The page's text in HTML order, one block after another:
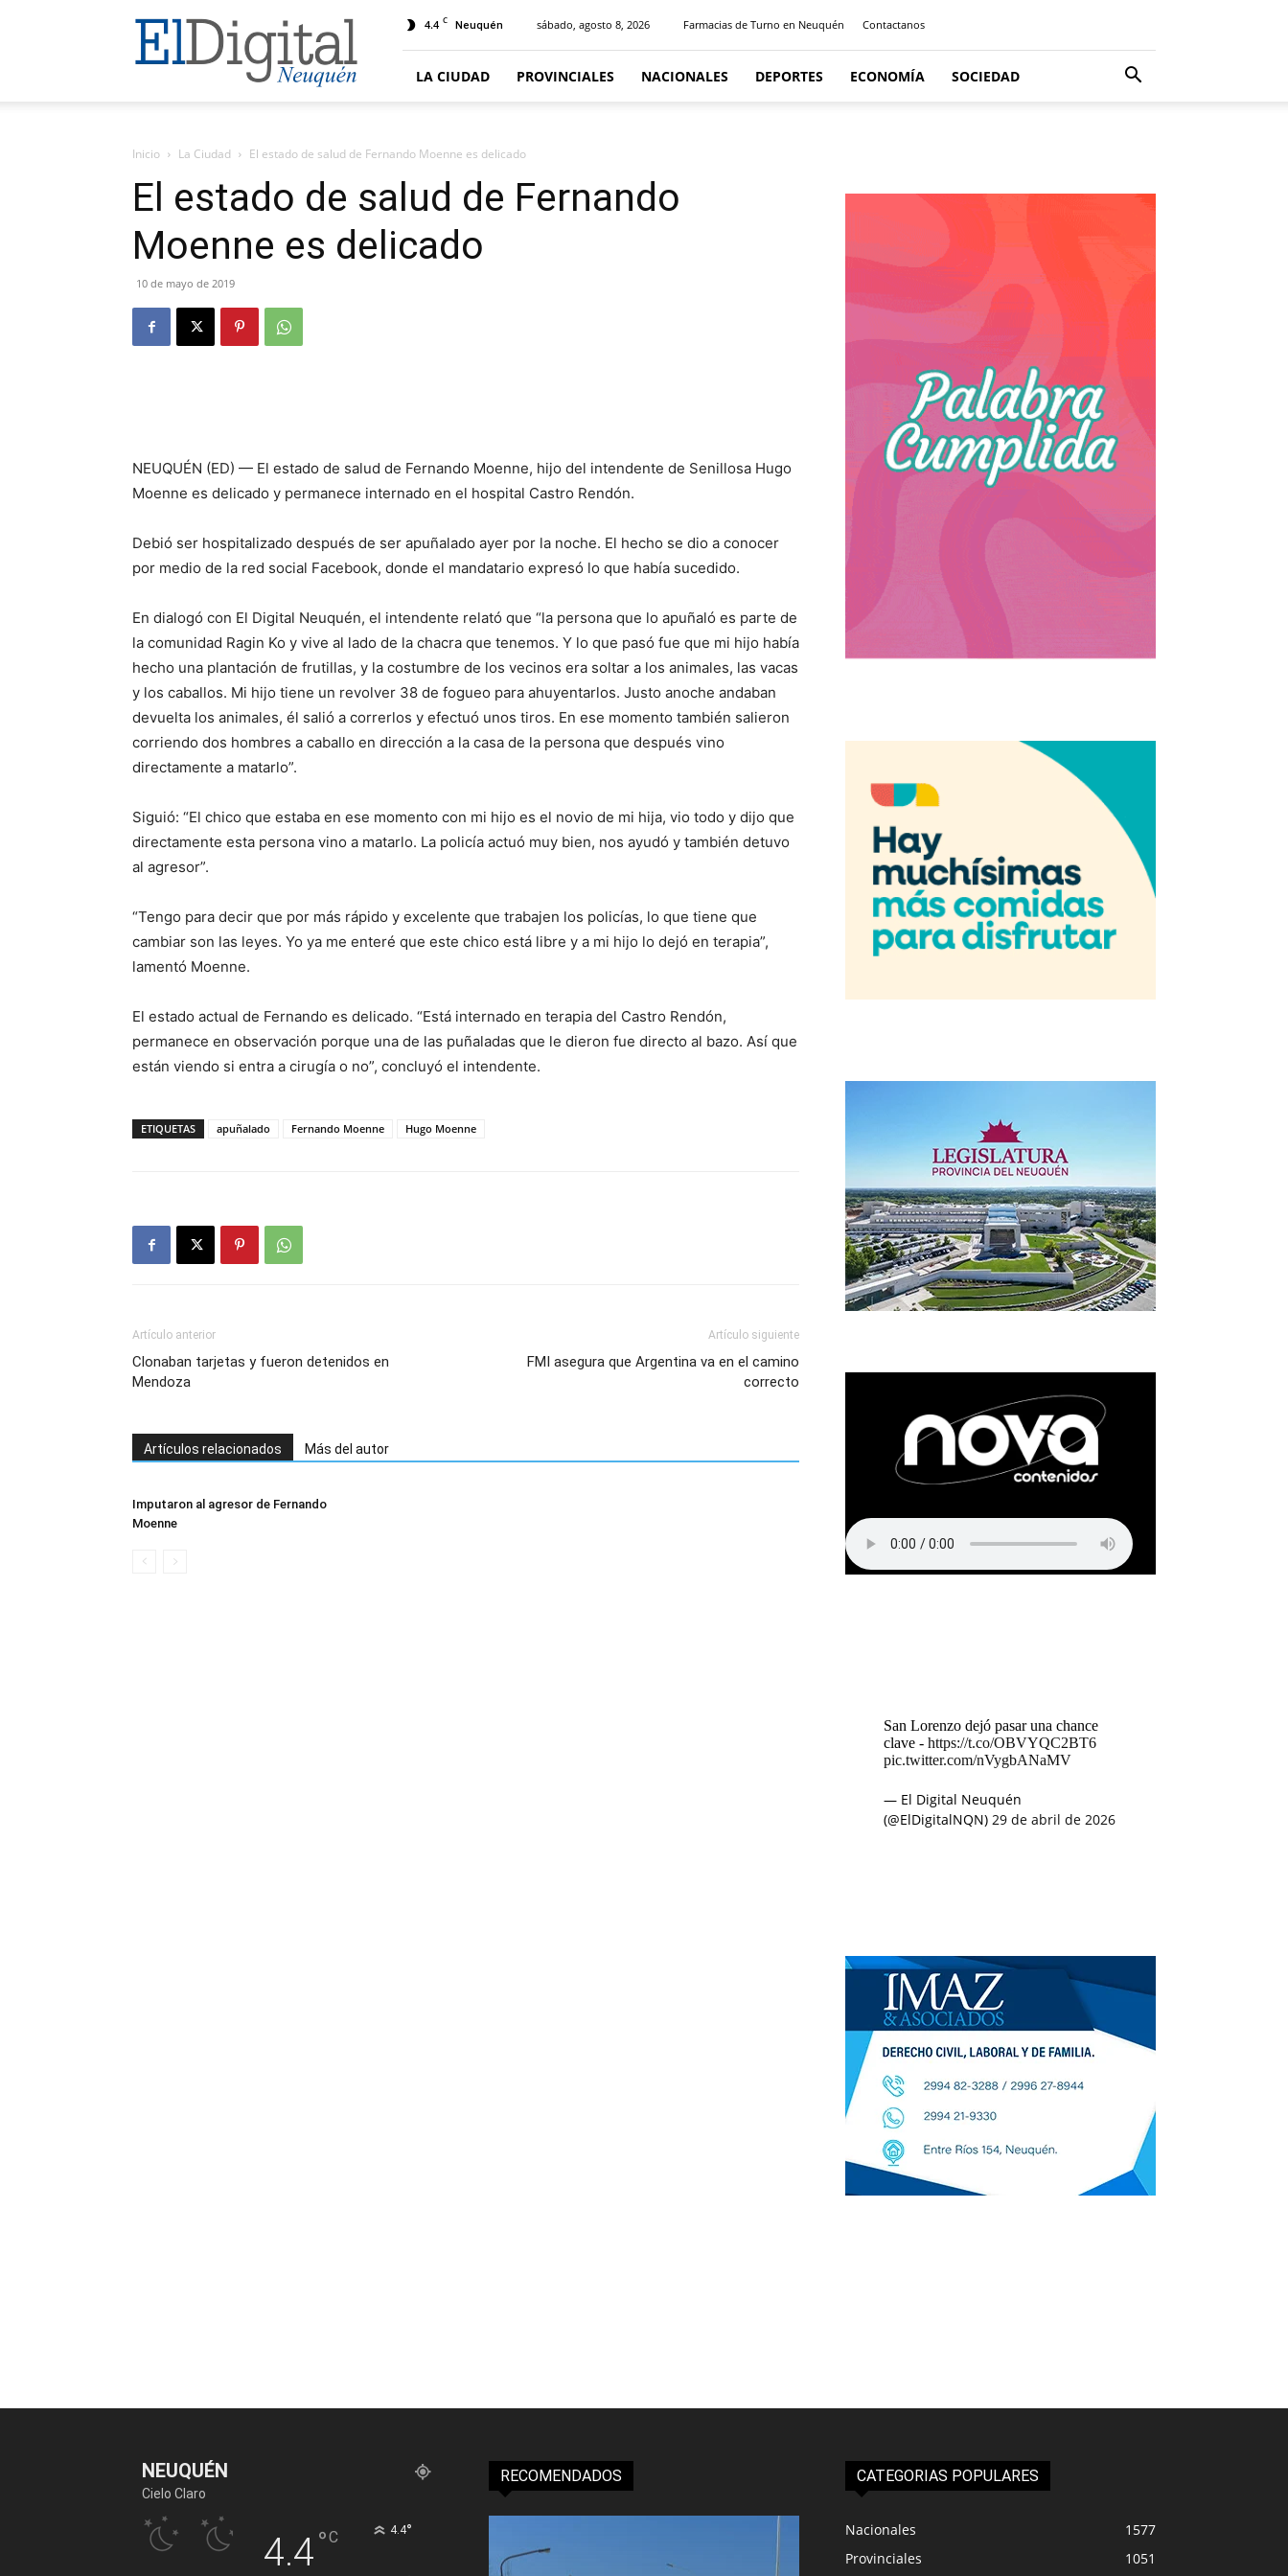
El
Digital
Neuquen
4.4 C Neuquén sábado, agosto 8, 2026 Farmacias de Turno en Neuquén Contactanos
LA CIUDAD PROVINCIALES NACIONALES DEPORTES ECONOMÍA SOCIEDAD
Inicio La Ciudad El estado de salud de Fernando Moenne es delicado
El estado de salud de Fernando
Moenne es delicado
10 de mayo de 2019
NEUQUÉN (ED) — El estado de salud de Fernando Moenne, hijo del intendente de Senillosa Hugo
Moenne es delicado y permanece internado en el hospital Castro Rendón.
Debió ser hospitalizado después de ser apuñalado ayer por la noche. El hecho se dio a conocer
por medio de la red social Facebook, donde el mandatario expresó lo que había sucedido.
En dialogó con El Digital Neuquén, el intendente relató que “la persona que lo apuñaló es parte de
la comunidad Ragin Ko y vive al lado de la chacra que tenemos. Y lo que pasó fue que mi hijo había
hecho una plantación de frutillas, y la costumbre de los vecinos era soltar a los animales, las vacas
y los caballos. Mi hijo tiene un revolver 38 de fogueo para ahuyentarlos. Justo anoche andaban
devuelta los animales, él salió a correrlos y efectuó unos tiros. En ese momento también salieron
corriendo dos hombres a caballo en dirección a la casa de la persona que después vino
directamente a matarlo”.
Siguió: “El chico que estaba en ese momento con mi hijo es el novio de mi hija, vio todo y dijo que
directamente esta persona vino a matarlo. La policía actuó muy bien, nos ayudó y también detuvo
al agresor”.
“Tengo para decir que por más rápido y excelente que trabajen los policías, lo que tiene que
cambiar son las leyes. Yo ya me enteré que este chico está libre y a mi hijo lo dejó en terapia”,
lamentó Moenne.
El estado actual de Fernando es delicado. “Está internado en terapia del Castro Rendón,
permanece en observación porque una de las puñaladas que le dieron fue directo al bazo. Así que
están viendo si entra a cirugía o no”, concluyó el intendente.
ETIQUETAS apuñalado Fernando Moenne Hugo Moenne
Artículo anterior
Clonaban tarjetas y fueron detenidos en
Mendoza
Artículo siguiente
FMI asegura que Argentina va en el camino
correcto
Artículos relacionados Más del autor
Imputaron al agresor de Fernando
Moenne
San Lorenzo dejó pasar una chance
clave - https://t.co/OBVYQC2BT6
pic.twitter.com/nVygbANaMV
— El Digital Neuquén
(@ElDigitalNQN) 29 de abril de 2026
NEUQUÉN
Cielo Claro
4.4°C 4.4°
RECOMENDADOS CATEGORIAS POPULARES
Nacionales
1577
Provinciales
1051